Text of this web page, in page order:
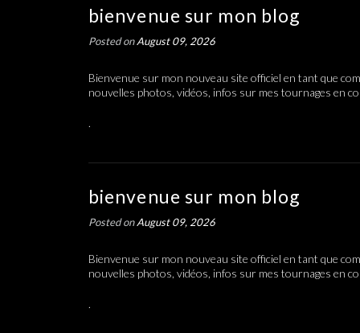
bienvenue sur mon blog
Posted onAugust 09, 2026
Bienvenue sur mon nouveau site officiel en tant que
nouvelles photos, vidéos, infos sur mes tournages en
.
bienvenue sur mon blog
Posted onAugust 09, 2026
Bienvenue sur mon nouveau site officiel en tant que
nouvelles photos, vidéos, infos sur mes tournages en
.